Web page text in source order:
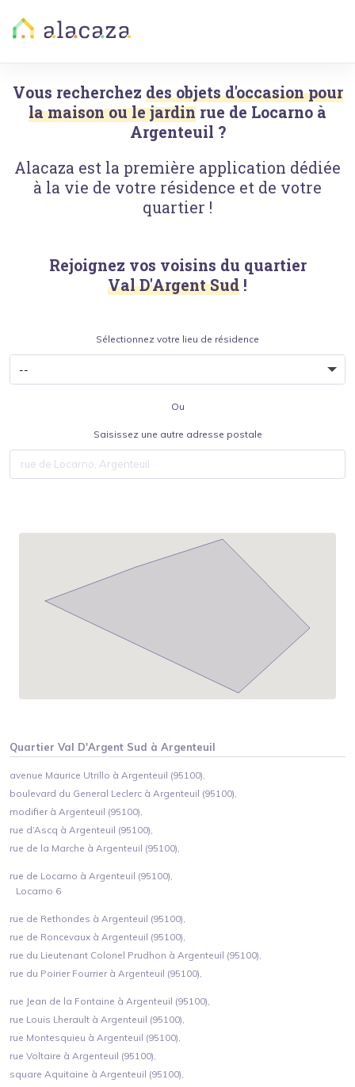
Vous recherchez des objets d'occasion pour
la maison ou le jardin rue de Locarno à
Argenteuil ?
Alacaza est la première application dédiée
à la vie de votre résidence et de votre
quartier !
Rejoignez vos voisins du quartier
Val D'Argent Sud !
Sélectionnez votre lieu de résidence
Ou
Saisissez une autre adresse postale
QuartierVal D'Argent Sud àArgenteuil
avenue Maurice Utrillo à Argenteuil (95100),
boulevard du General Leclerc à Argenteuil (95100),
modifier à Argenteuil (95100),
rue d’Ascq à Argenteuil (95100),
rue de la Marche à Argenteuil (95100),
rue de Locarno à Argenteuil (95100),
Locarno 6
rue de Rethondes à Argenteuil (95100),
rue de Roncevaux à Argenteuil (95100),
rue du Lieutenant Colonel Prudhon à Argenteuil (95100),
rue du Poirier Fourrier à Argenteuil (95100),
rue Jean de la Fontaine à Argenteuil (95100),
rue Louis Lherault à Argenteuil (95100),
rue Montesquieu à Argenteuil (95100),
rue Voltaire à Argenteuil (95100),
square Aquitaine à Argenteuil (95100),